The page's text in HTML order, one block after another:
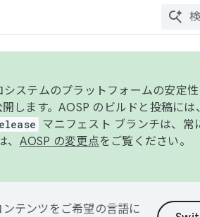
ステムのプラットフォームの安定性
します。AOSP のビルドと投稿には、
マニフェスト ブランチは、常
AOSP の変更点をご覧ください。
テンツをご希望の言語に